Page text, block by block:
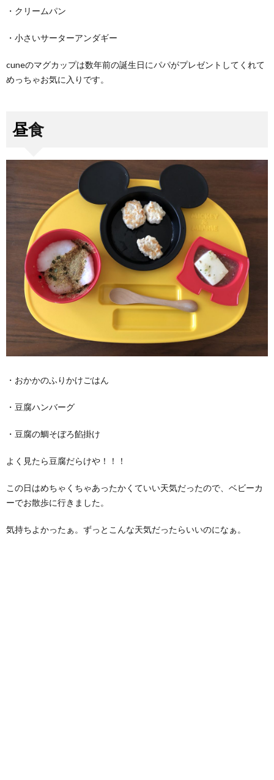
・クリームパン
・小さいサーターアンダギー
cuneのマグカップは数年前の誕生日にパパがプレゼントしてくれて
めっちゃお気に入りです。
昼食
・おかかのふりかけごはん
・豆腐ハンバーグ
・豆腐の鯛そぼろ餡掛け
よく見たら豆腐だらけや！！！
この日はめちゃくちゃあったかくていい天気だったので、ベビーカ
ーでお散歩に行きました。
気持ちよかったぁ。ずっとこんな天気だったらいいのになぁ。